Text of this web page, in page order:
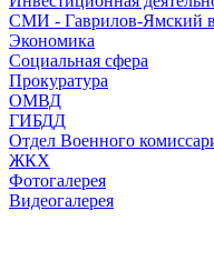
СМИ - Гаврилов-Ямский
Экономика
Социальная сфера
Прокуратура
ОМВД
ГИБДД
Отдел Военного
ЖКХ
Фотогалерея
Видеогалерея